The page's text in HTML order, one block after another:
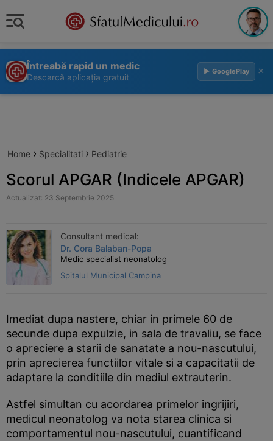
Întreabă rapid un medic
Descarcă aplicația gratuit
▶ GooglePlay ×
Home › Specialitati › Pediatrie
Scorul APGAR (Indicele APGAR)
Actualizat: 23 Septembrie 2025
Consultant medical:
Dr. Cora Balaban-Popa
Medic specialist neonatolog
Spitalul Municipal Campina
Imediat dupa nastere, chiar in primele 60 de
secunde dupa expulzie, in sala de travaliu, se face
o apreciere a starii de sanatate a nou-nascutului,
prin aprecierea functiilor vitale si a capacitatii de
adaptare la conditiile din mediul extrauterin.
Astfel simultan cu acordarea primelor ingrijiri,
medicul neonatolog va nota starea clinica si
comportamentul nou-nascutului, cuantificand